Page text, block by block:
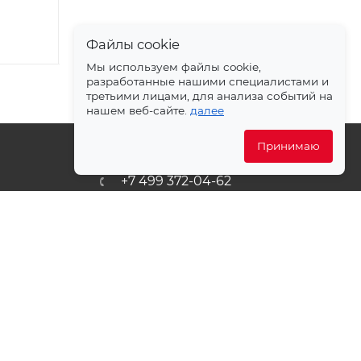
+7 499 372-04-62
Файлы cookie
Мы используем файлы cookie,
разработанные нашими специалистами и
третьими лицами, для анализа событий на
нашем веб-сайте. далее
Принимаю